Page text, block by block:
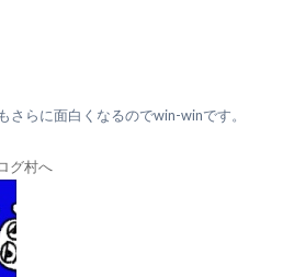
らに面白くなるのでwin-winです。